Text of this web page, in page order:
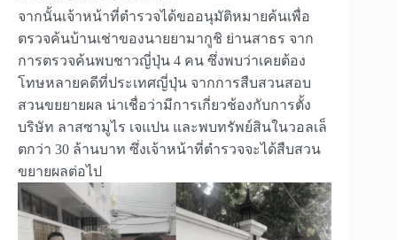
จากนั้นเจ้าหน้าที่ตำรวจได้ขออนุมัติหมายค้นเพื่อ
ตรวจค้นบ้านเช่าของนายยามากูชิ ย่านสาธร จาก
การตรวจค้นพบชาวญี่ปุ่น 4 คน ซึ่งพบว่าเคยต้อง
โทษหลายคดีที่ประเทศญี่ปุ่น จากการสืบสวนสอบ
สวนขยยายผล น่าเชื่อว่ามีการเกี่ยวช้องกับการตั้ง
บริษัท ลาสซามูไร เจแปน และพบทรัพย์สินในวอลเล็
ตกว่า 30 ล้านบาท ซึ่งเจ้าหน้าที่ตำรวจจะได้สืบสวน
ขยายผลต่อไป